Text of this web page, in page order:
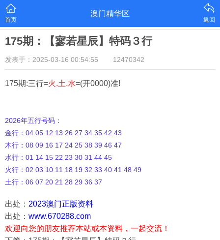
首页
澳门精华区
返回
175期：【寥若星辰】特码３行
发表于：2025-03-16 00:54:55 12470342
175期:三行=火.土.水=(开0000)准!
2026年五行号码：
金行：04 05 12 13 26 27 34 35 42 43
木行：08 09 16 17 24 25 38 39 46 47
水行：01 14 15 22 23 30 31 44 45
火行：02 03 10 11 18 19 32 33 40 41 48 49
土行：06 07 20 21 28 29 36 37
出处： 2023澳门正版资料
出处： www.670288.com
欢迎向您的朋友推荐本站或本资料，一起交流！